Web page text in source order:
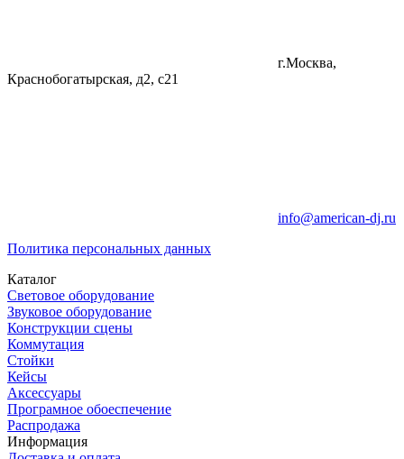
г.Москва,
Краснобогатырская, д2, с21
info@american-dj.ru
Политика персональных данных
Каталог
Световое оборудование
Звуковое оборудование
Конструкции сцены
Коммутация
Стойки
Кейсы
Аксессуары
Програмное обоеспечение
Распродажа
Информация